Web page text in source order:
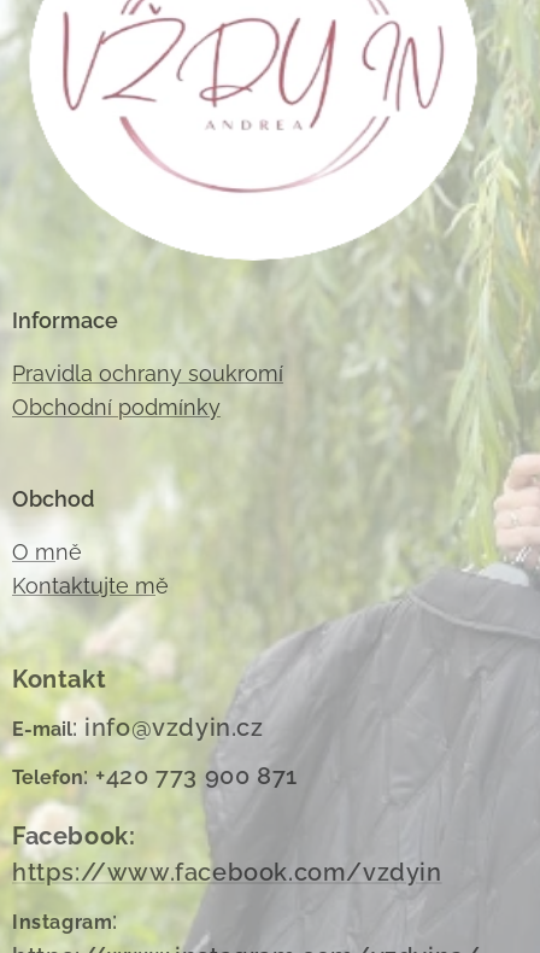
Informace
Pravidla ochrany soukromí
Obchodní podmínky
Obchod
O mně
Kontaktujte mě
Kontakt
E-mail: info@vzdyin.cz
Telefon: +420 773 900 871
Facebook:
https://www.facebook.com/vzdyin
Instagram: